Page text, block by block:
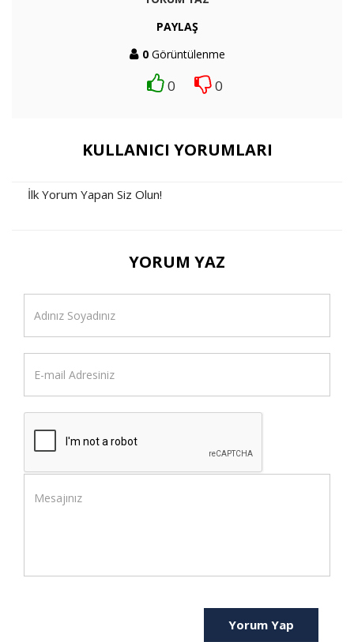
PAYLAŞ
0Görüntülenme
0 0
KULLANICI YORUMLARI
İlk Yorum Yapan Siz Olun!
YORUM YAZ
Yorum Yap